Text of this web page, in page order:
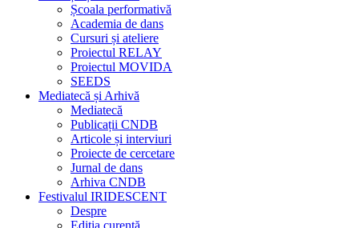
Școala performativă
Academia de dans
Cursuri și ateliere
Proiectul RELAY
Proiectul MOVIDA
SEEDS
Mediatecă și Arhivă
Mediatecă
Publicații CNDB
Articole și interviuri
Proiecte de cercetare
Jurnal de dans
Arhiva CNDB
Festivalul IRIDESCENT
Despre
Ediția curentă